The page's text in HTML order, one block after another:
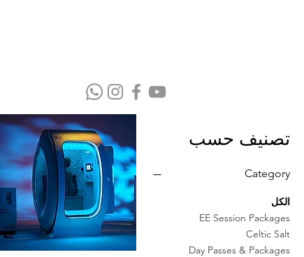
تصنيف حسب
Category
الكل
EE Session Packages
Celtic Salt
Day Passes & Packages